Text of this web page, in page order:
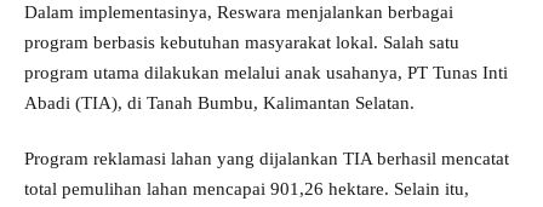
Dalam implementasinya, Reswara menjalankan berbagai
program berbasis kebutuhan masyarakat lokal. Salah satu
program utama dilakukan melalui anak usahanya, PT Tunas Inti
Abadi (TIA), di Tanah Bumbu, Kalimantan Selatan.
Program reklamasi lahan yang dijalankan TIA berhasil mencatat
total pemulihan lahan mencapai 901,26 hektare. Selain itu,